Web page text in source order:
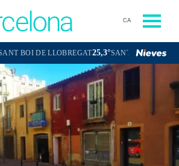
CA
DE LLOBREGAT25,3°SANT CUGAT DEL VALLÈS